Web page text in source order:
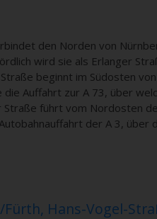
den Norden von
wird sie als Erlanger
beginnt im Südosten
Auffahrt zur A 73, über
Straße führt vom Nordosten
der A 3,
Hans-Vogel-